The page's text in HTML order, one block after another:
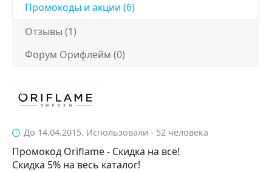
Промокоды и акции (6)
Отзывы (1)
Форум Орифлейм (0)
До 14.04.2015. Использовали - 52 человека
Промокод Oriflame - Скидка на всё!
Скидка 5% на весь каталог!